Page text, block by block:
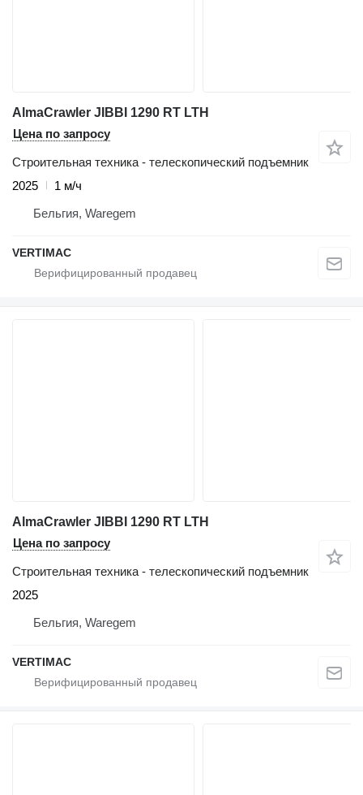
AlmaCrawler JIBBI 1290 RT LTH
Цена по запросу
Строительная техника - телескопический подъемник
2025
1 м/ч
Бельгия, Waregem
VERTIMAC
AlmaCrawler JIBBI 1290 RT LTH
Цена по запросу
Строительная техника - телескопический подъемник
2025
Бельгия, Waregem
VERTIMAC